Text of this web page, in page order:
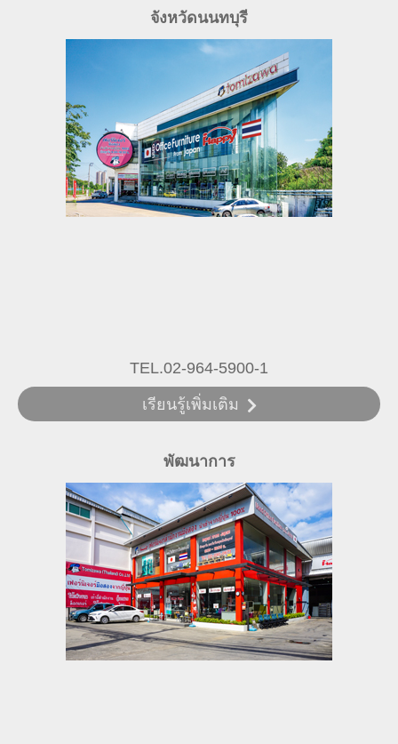
จังหวัดนนทบุรี
TEL.02-964-5900-1
เรียนรู้เพิ่มเติม
พัฒนาการ